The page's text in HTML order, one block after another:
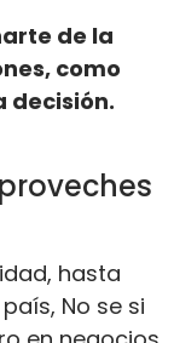
de la
como
decisión.
hasta
No se si